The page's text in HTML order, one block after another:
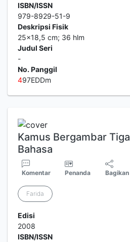
ISBN/ISSN
979-8929-51-9
Deskripsi Fisik
25x18,5 cm; 36 hlm
Judul Seri
-
No. Panggil
497EDDm
Kamus Bergambar Tiga
Bahasa
Komentar Penanda Bagikan
Farida
Edisi
2008
ISBN/ISSN